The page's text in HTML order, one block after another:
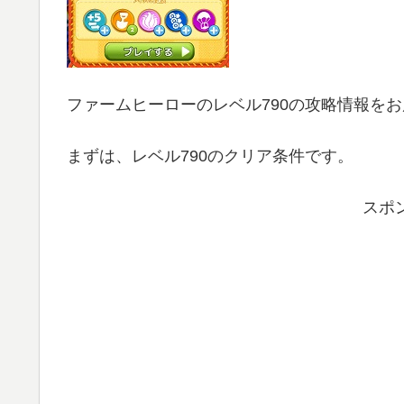
ファームヒーローのレベル790の攻略情報をお
まずは、レベル790のクリア条件です。
スポ